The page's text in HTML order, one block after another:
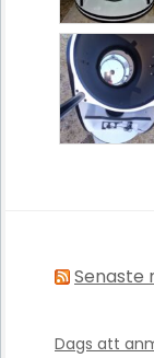
Senaste
Dags att